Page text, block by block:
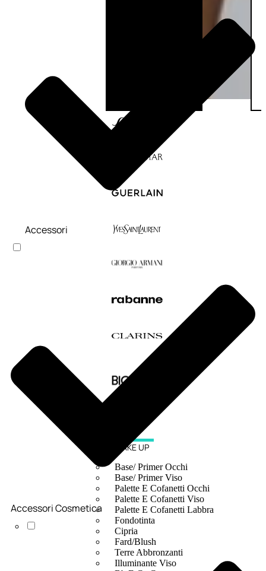
MAKE UP
Base/ Primer Occhi
Base/ Primer Viso
Palette E Cofanetti Occhi
Palette E Cofanetti Viso
Palette E Cofanetti Labbra
Fondotinta
Cipria
Fard/Blush
Terre Abbronzanti
Illuminante Viso
Accessori
Accessori Cosmetica